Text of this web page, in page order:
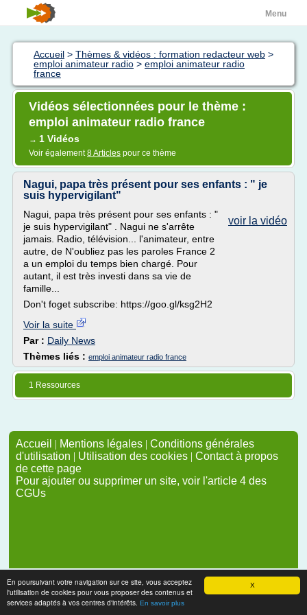
X
En poursuivant votre navigation sur ce site, vous acceptez
l'utilisation de cookies pour vous proposer des contenus et
services adaptés à vos centres d'intérêts. En savoir plus
Menu
Accueil > Thèmes & vidéos : formation redacteur web >
emploi animateur radio > emploi animateur radio
france
Vidéos sélectionnées pour le thème :
emploi animateur radio france
→ 1 Vidéos
Voir également8 Articles pour ce thème
Nagui, papa très présent pour ses enfants : " je
suis hypervigilant"
voir la vidéo
Nagui, papa très présent pour ses enfants : "
je suis hypervigilant" . Nagui ne s'arrête
jamais. Radio, télévision... l'animateur, entre
autre, de N'oubliez pas les paroles France 2
a un emploi du temps bien chargé. Pour
autant, il est très investi dans sa vie de
famille...
Don't foget subscribe: https://goo.gl/ksg2H2
Voir la suite
Par : Daily News
Thèmes liés : emploi animateur radio france
1 Ressources
Accueil | Mentions légales | Conditions générales
d'utilisation | Utilisation des cookies | Contact à propos
de cette page
Pour ajouter ou supprimer un site, voir l'article 4 des
CGUs